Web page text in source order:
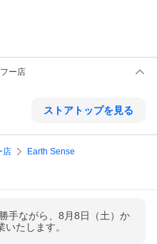
ー店
ストアトップを見る
店 Earth Sense
手ながら、8月8日（土）か
たします。